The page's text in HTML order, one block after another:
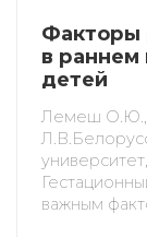
Факторы
в раннем
детей
Лемеш О.Ю.,
важным